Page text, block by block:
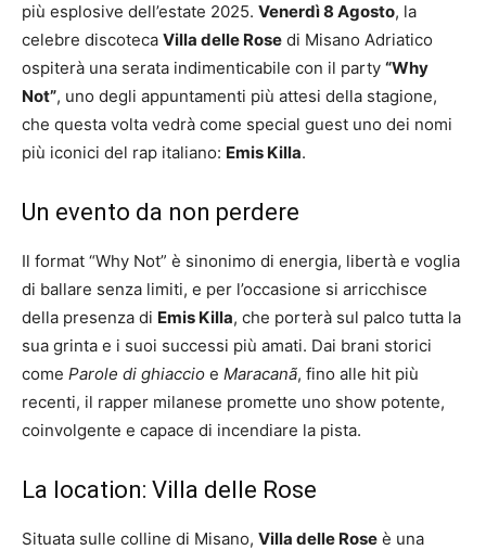
più esplosive dell’estate 2025. Venerdì 8 Agosto, la
celebre discoteca Villa delle Rose di Misano Adriatico
ospiterà una serata indimenticabile con il party “Why
Not”, uno degli appuntamenti più attesi della stagione,
che questa volta vedrà come special guest uno dei nomi
più iconici del rap italiano: Emis Killa.
Un evento da non perdere
Il format “Why Not” è sinonimo di energia, libertà e voglia
di ballare senza limiti, e per l’occasione si arricchisce
della presenza di Emis Killa, che porterà sul palco tutta la
sua grinta e i suoi successi più amati. Dai brani storici
come Parole di ghiaccio e Maracanã, fino alle hit più
recenti, il rapper milanese promette uno show potente,
coinvolgente e capace di incendiare la pista.
La location: Villa delle Rose
Situata sulle colline di Misano, Villa delle Rose è una